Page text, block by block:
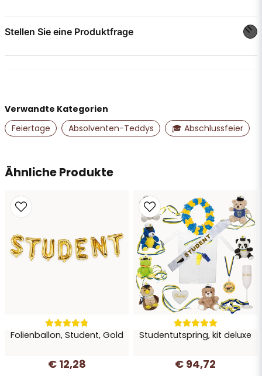
Stellen Sie eine Produktfrage
name
Name
email
E-Mail-Adresse
Ja, Sie dürfen meine Frage veröffentlichen
Frage senden
Ähnliche Produkte
Folienballon, Student, Gold
€ 12,28
Studentutspring, kit deluxe
€ 94,72
Verwandte Kategorien
Feiertage
Absolventen-Teddys 🎓 Abschlussfeier